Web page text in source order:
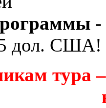
-
дол. США!